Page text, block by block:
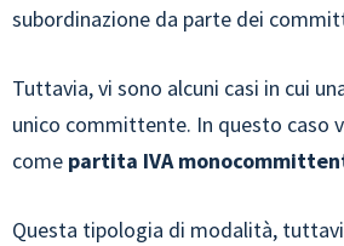
subordinazione da parte dei
Tuttavia, vi sono alcuni casi in cui
unico committente. In questo caso
come partita IVA
Questa tipologia di modalità,